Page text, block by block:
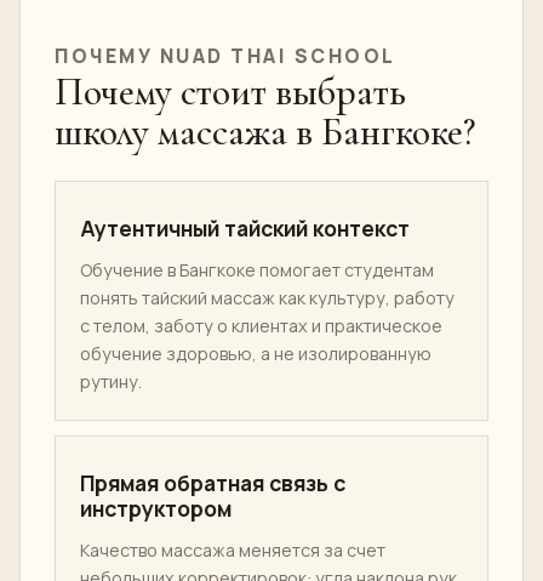
ненужной боли.
Контролируемое повторение,
безопасной и профессиональной.
ПОЧЕМУ NUAD THAI SCHOOL
Почему стоит выбрать
Аутентичный тайский контекст